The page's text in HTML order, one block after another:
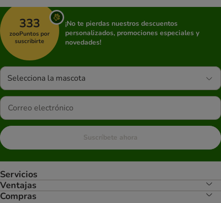
333
zooPuntos por
suscribirte
¡No te pierdas nuestros descuentos
personalizados, promociones especiales y
novedades!
Selecciona la mascota
Suscríbete ahora
Servicios
Ventajas
Compras